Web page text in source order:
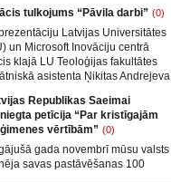
„Attīstībai/Par!“ (AP)
likumprojekta „Par labas
atlīdzinājumu Latvijas ebreju
par holokausta un
totalitārā režīma laikā
iekļaušanu darbakārtībā.
Kiršteins no „Nacionālās
(NA) debatēs asi kritizēja
Balsošanas laikā
tika noraidīts, tomēr
tulkojums “Pāvila darbi” (0)
Latvijas Universitātes
un Microsoft Inovāciju centrā
klajā LU Teoloģijas fakultātes
asistenta Ņikitas Andrejeva
(koinē) valodas, un tas
Latvijas Bībeles biedrības un LU
fakultātes sadarbības
spektrs.com ziņo LU
fakultātes sabiedrisko
Republikas Saeimai
petīcija “Par kristīgajām
vērtībām” (0)
gada novembrī mūsu valsts
savas pastāvēšanas 100